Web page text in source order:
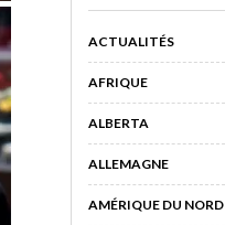
ACTUALITÉS
AFRIQUE
ALBERTA
ALLEMAGNE
AMÉRIQUE DU NORD